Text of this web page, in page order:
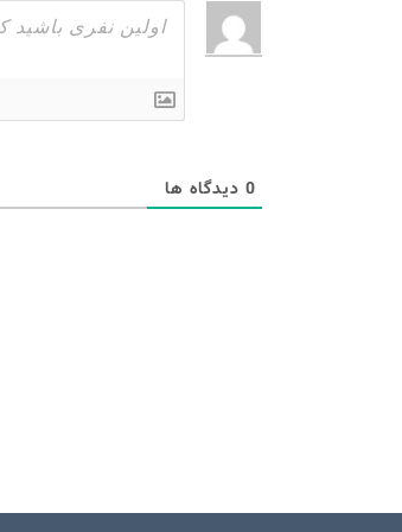
0 دیدگاه ها